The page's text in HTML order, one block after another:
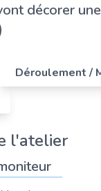
décorer
Déroulement /
l'atelier